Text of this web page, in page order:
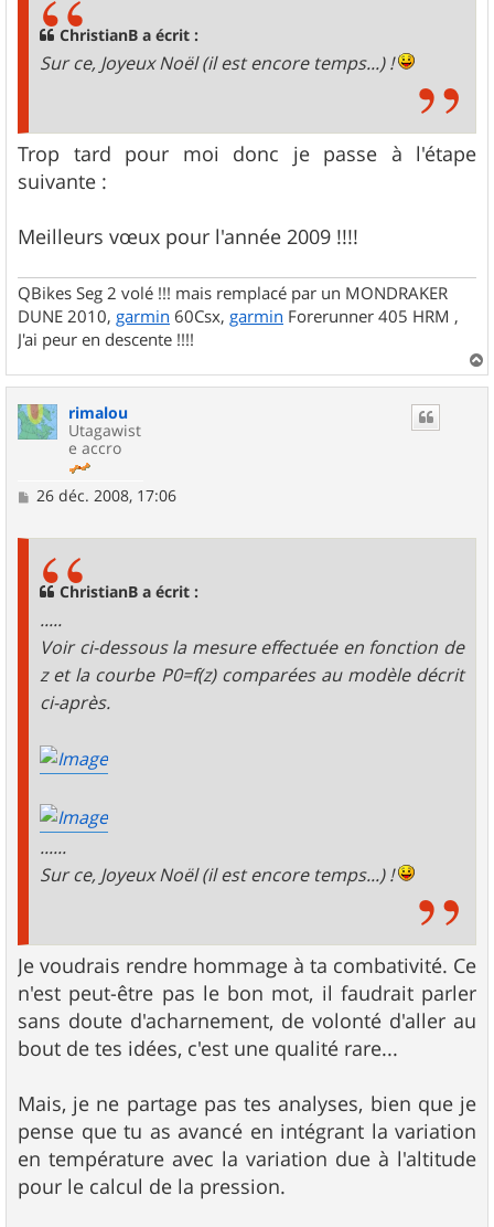
ChristianB a écrit :
Sur ce, Joyeux Noël (il est encore temps...) !
Trop tard pour moi donc je passe à l'étape
suivante :
Meilleurs vœux pour l'année 2009 !!!!
QBikes Seg 2 volé !!! mais remplacé par un MONDRAKER
DUNE 2010, garmin 60Csx, garmin Forerunner 405 HRM ,
J'ai peur en descente !!!!
a
rimalou
Utagawist
e accro
M
26 déc. 2008, 17:06
ChristianB a écrit :
.....
Voir ci-dessous la mesure effectuée en fonction de
z et la courbe P0=f(z) comparées au modèle décrit
ci-après.
......
Sur ce, Joyeux Noël (il est encore temps...) !
Je voudrais rendre hommage à ta combativité. Ce
n'est peut-être pas le bon mot, il faudrait parler
sans doute d'acharnement, de volonté d'aller au
bout de tes idées, c'est une qualité rare...
Mais, je ne partage pas tes analyses, bien que je
pense que tu as avancé en intégrant la variation
en température avec la variation due à l'altitude
pour le calcul de la pression.